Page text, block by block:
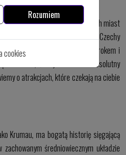
i najbardziej malowniczych miast
kraju, w regionie Południowe Czechy
zachwyca swoją architekturą, urokem i
do Czech, Český Krumlov to absolutny
o atrakcjach, które czekają na ciebie
Krumau, ma bogatą historię sięgającą
średniowiecznym układzie
Rozumiem
cookies